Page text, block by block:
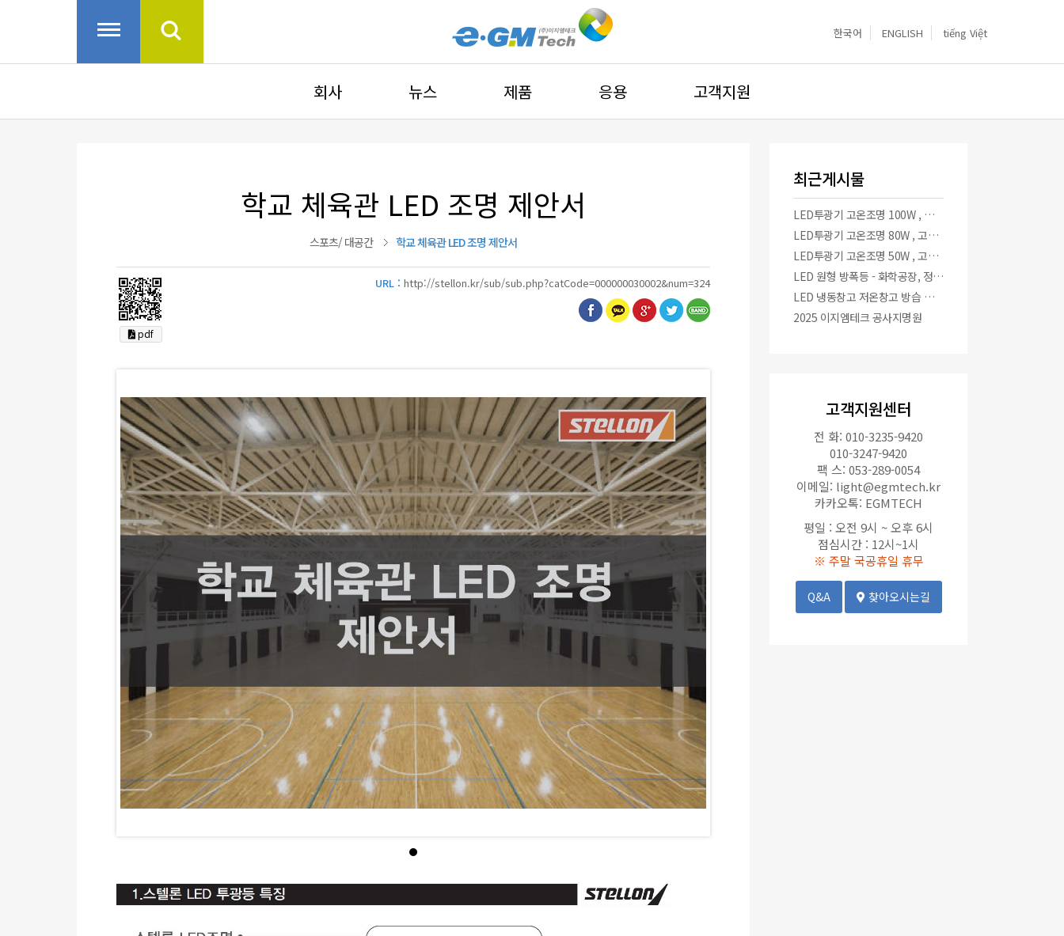
한국어 ENGLISH tiếng Việt
회사 뉴스 제품 응용 고객지원
학교 체육관 LED 조명 제안서
스포츠/ 대공간 학교 체육관 LED 조명 제안서
pdf
URL : http://stellon.kr/sub/sub.php?catCode=000000030002&num=324
최근게시물
LED투광기 고온조명 100W , 고온환경 ,사우나 ,제철소
LED투광기 고온조명 80W , 고온환경 ,사우나 ,제철소
LED투광기 고온조명 50W , 고온환경 ,사우나 ,제철소
LED 원형 방폭등 - 화학공장, 정유공장, 가스충전서, 페인트공장, 발전소, 쇼트공장, 무기고, 탄약고
LED 냉동창고 저온창고 방습 방수 투광기
2025 이지엠테크 공사지명원
고객지원센터
전 화: 010-3235-9420
010-3247-9420
팩 스: 053-289-0054
이메일: light@egmtech.kr
카카오톡: EGMTECH
평일 : 오전 9시 ~ 오후 6시
점심시간 : 12시~1시
※ 주말 국공휴일 휴무
Q&A 찾아오시는길